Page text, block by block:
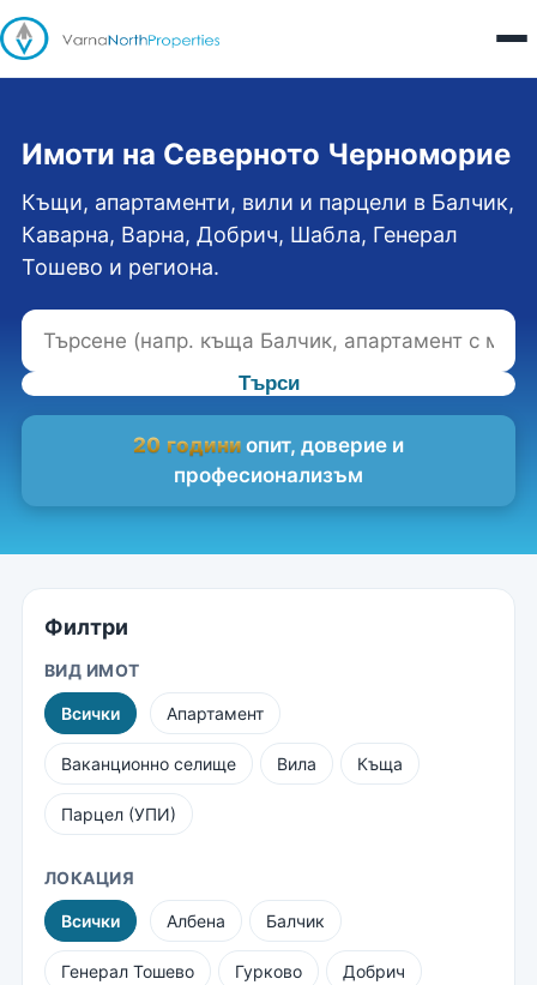
Имоти на Северното Черноморие
Къщи, апартаменти, вили и парцели в Балчик,
Каварна, Варна, Добрич, Шабла, Генерал
Тошево и региона.
Търси
20 години опит, доверие и
професионализъм
Филтри
ВИД ИМОТ
Всички Апартамент
Ваканционно селище Вила Къща
Парцел (УПИ)
ЛОКАЦИЯ
Всички Албена Балчик
Генерал Тошево Гурково Добрич